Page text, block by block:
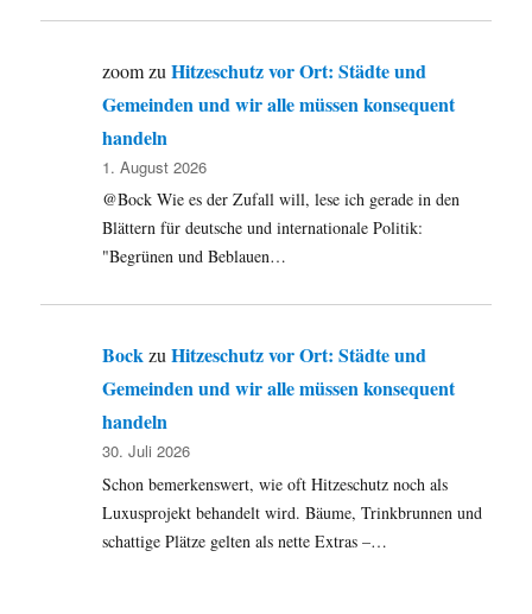
zoomzuHitzeschutz vor Ort: Städte und
Gemeinden und wir alle müssen konsequent
handeln
1. August 2026
@Bock Wie es der Zufall will, lese ich gerade in den
Blättern für deutsche und internationale Politik:
"Begrünen und Beblauen…
BockzuHitzeschutz vor Ort: Städte und
Gemeinden und wir alle müssen konsequent
handeln
30. Juli 2026
Schon bemerkenswert, wie oft Hitzeschutz noch als
Luxusprojekt behandelt wird. Bäume, Trinkbrunnen und
schattige Plätze gelten als nette Extras –…